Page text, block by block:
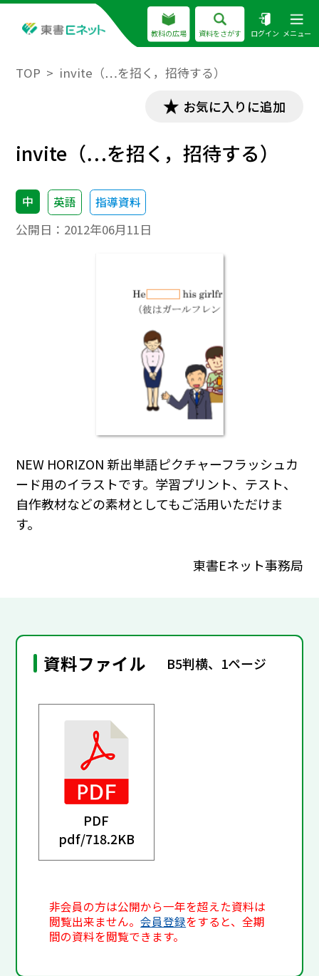
教科の広場 資料をさがす ログイン メニュー
TOP invite（…を招く，招待する）
お気に入りに追加
invite（…を招く，招待する）
中 英語 指導資料
公開日： 2012年06月11日
NEW HORIZON 新出単語ピクチャーフラッシュカ
ード用のイラストです。学習プリント、テスト、
自作教材などの素材としてもご活用いただけま
す。
東書Eネット事務局
資料ファイル B5判横、1ページ
PDF
pdf/718.2KB
非会員の方は公開から一年を超えた資料は
閲覧出来ません。会員登録をすると、全期
間の資料を閲覧できます。